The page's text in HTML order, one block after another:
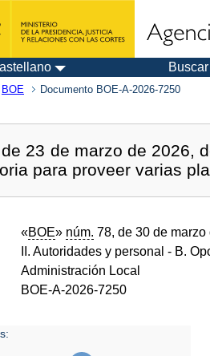
Buscar
BOE Documento BOE-A-2026-7250
23 de marzo de 2026,
para proveer varias
«BOE» núm. 78, de 30 de
II. Autoridades y personal - B.
Administración Local
BOE-A-2026-7250